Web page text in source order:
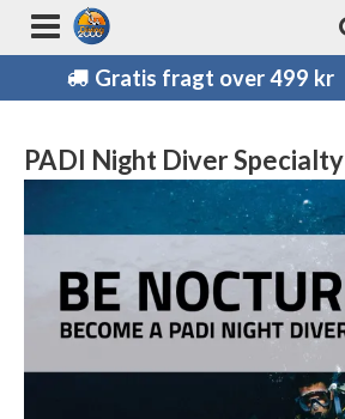
Gratis fragt over 499 kr
PADI Night Diver Specialty